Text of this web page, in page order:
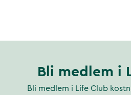
Bli medlem i
Bli medlem i Life Club